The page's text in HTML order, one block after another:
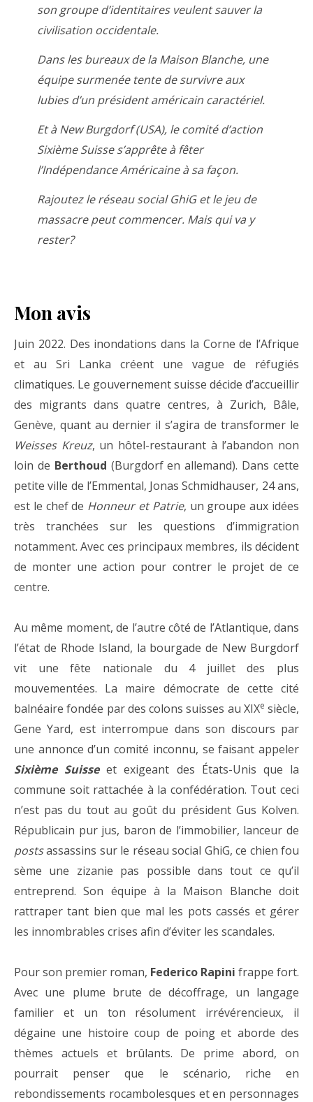
son groupe d’identitaires veulent sauver la
civilisation occidentale.
Dans les bureaux de la Maison Blanche, une
équipe surmenée tente de survivre aux
lubies d’un président américain caractériel.
Et à New Burgdorf (USA), le comité d’action
Sixième Suisse s’apprête à fêter
l’Indépendance Américaine à sa façon.
Rajoutez le réseau social GhiG et le jeu de
massacre peut commencer. Mais qui va y
rester?
Mon avis
Juin 2022. Des inondations dans la Corne de l’Afrique
et au Sri Lanka créent une vague de réfugiés
climatiques. Le gouvernement suisse décide d’accueillir
des migrants dans quatre centres, à Zurich, Bâle,
Genève, quant au dernier il s’agira de transformer le
Weisses Kreuz, un hôtel-restaurant à l’abandon non
loin de Berthoud (Burgdorf en allemand). Dans cette
petite ville de l’Emmental, Jonas Schmidhauser, 24 ans,
est le chef de Honneur et Patrie, un groupe aux idées
très tranchées sur les questions d’immigration
notamment. Avec ces principaux membres, ils décident
de monter une action pour contrer le projet de ce
centre.
Au même moment, de l’autre côté de l’Atlantique, dans
l’état de Rhode Island, la bourgade de New Burgdorf
vit une fête nationale du 4 juillet des plus
mouvementées. La maire démocrate de cette cité
balnéaire fondée par des colons suisses au XIXe siècle,
Gene Yard, est interrompue dans son discours par
une annonce d’un comité inconnu, se faisant appeler
Sixième Suisseet exigeant des États-Unis que la
commune soit rattachée à la confédération. Tout ceci
n’est pas du tout au goût du président Gus Kolven.
Républicain pur jus, baron de l’immobilier, lanceur de
postsassassins sur le réseau social GhiG, ce chien fou
sème une zizanie pas possible dans tout ce qu’il
entreprend. Son équipe à la Maison Blanche doit
rattraper tant bien que mal les pots cassés et gérer
les innombrables crises afin d’éviter les scandales.
Pour son premier roman, Federico Rapini frappe fort.
Avec une plume brute de décoffrage, un langage
familier et un ton résolument irrévérencieux, il
dégaine une histoire coup de poing et aborde des
thèmes actuels et brûlants. De prime abord, on
pourrait penser que le scénario, riche en
rebondissements rocambolesques et en personnages